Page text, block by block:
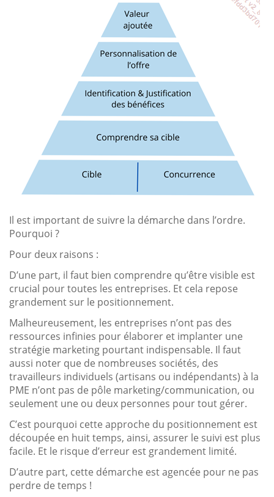
Il est important de suivre la démarche dans l’ordre.
Pourquoi ?
Pour deux raisons :
D’une part, il faut bien comprendre qu’être visible est
crucial pour toutes les entreprises. Et cela repose
grandement sur le positionnement.
Malheureusement, les entreprises n’ont pas des
ressources infinies pour élaborer et implanter une
stratégie marketing pourtant indispensable. Il faut
aussi noter que de nombreuses sociétés, des
travailleurs individuels (artisans ou indépendants) à la
PME n’ont pas de pôle marketing/communication, ou
seulement une ou deux personnes pour tout gérer.
C’est pourquoi cette approche du positionnement est
découpée en huit temps, ainsi, assurer le suivi est plus
facile. Et le risque d’erreur est grandement limité.
D’autre part, cette démarche est agencée pour ne pas
perdre de temps !